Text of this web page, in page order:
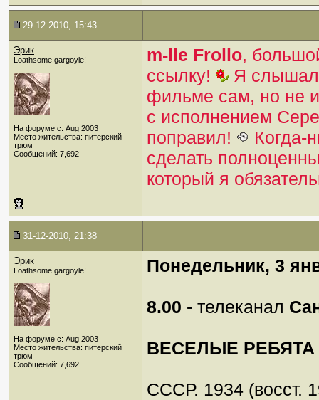
29-12-2010, 15:43
Эрик
Loathsome gargoyle!
На форуме с: Aug 2003
Место жительства: питерский
трюм
Сообщений: 7,692
m-lle Frollo,
ссылку!
Я слышал
фильме сам, но не
с исполнением
поправил!
Когда-
сделать
который я
31-12-2010, 21:38
Эрик
Loathsome gargoyle!
На форуме с: Aug 2003
Место жительства: питерский
трюм
Сообщений: 7,692
Понедельник, 3
8.00 - телеканал
ВЕСЕЛЫЕ РЕБЯТА
СССР. 1934 (восст.